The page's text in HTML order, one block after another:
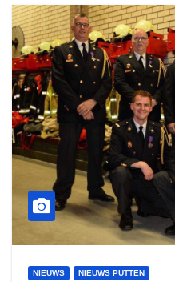
NIEUWS NIEUWS PUTTEN